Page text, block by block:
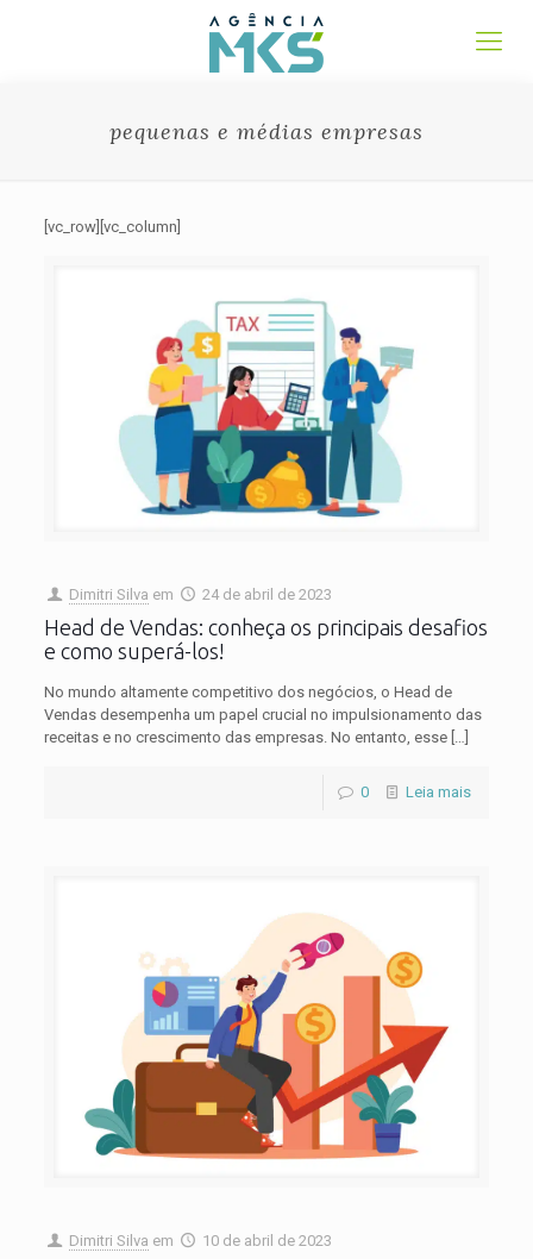
pequenas e médias empresas
[vc_row][vc_column]
Dimitri Silva em 24 de abril de 2023
Head de Vendas: conheça os principais desafios
e como superá-los!
No mundo altamente competitivo dos negócios, o Head de
Vendas desempenha um papel crucial no impulsionamento das
receitas e no crescimento das empresas. No entanto, esse[…]
0 Leia mais
Dimitri Silva em 10 de abril de 2023